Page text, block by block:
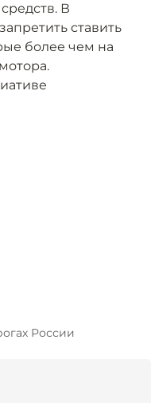
В
ставить
более чем на
России